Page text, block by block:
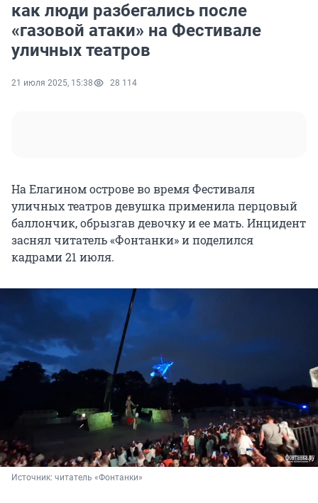
как люди разбегались после
«газовой атаки» на Фестивале
уличных театров
21 июля 2025, 15:38 28 114
На Елагином острове во время Фестиваля
уличных театров девушка применила перцовый
баллончик, обрызгав девочку и ее мать. Инцидент
заснял читатель «Фонтанки» и поделился
кадрами 21 июля.
Источник: читатель «Фонтанки»